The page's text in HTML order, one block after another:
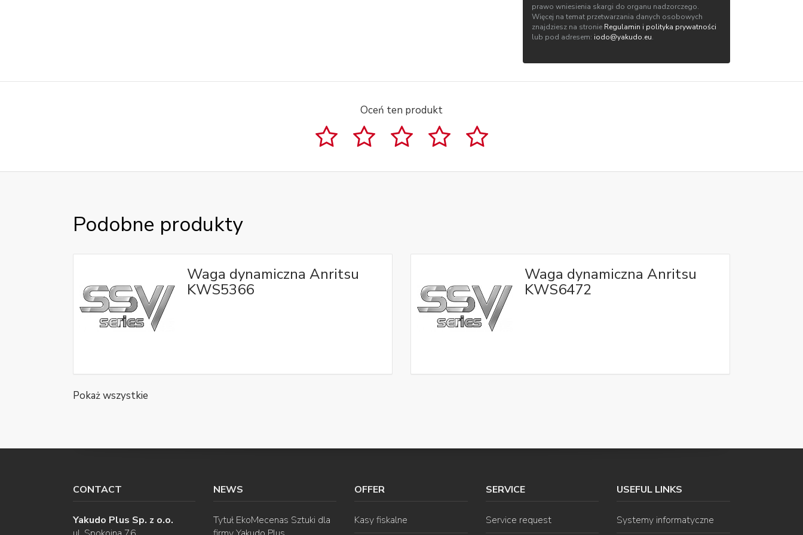
prawo wniesienia skargi do organu nadzorczego.
Więcej na temat przetwarzania danych osobowych
znajdziesz na stronie Regulamin i polityka prywatności
lub pod adresem: iodo@yakudo.eu.
Oceń ten produkt
Podobne produkty
Waga dynamiczna Anritsu
KWS5366
Waga dynamiczna Anritsu
KWS6472
Pokaż wszystkie
CONTACT
Yakudo Plus Sp. z o.o.
NEWS
Tytuł EkoMecenas Sztuki dla
OFFER
Kasy fiskalne
SERVICE
Service request
USEFUL LINKS
Systemy informatyczne